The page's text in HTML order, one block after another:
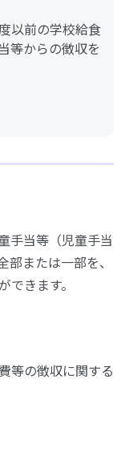
以前の学校給食
等からの徴収を
手当等（児童手当
または一部を、
きます。
等の徴収に関する